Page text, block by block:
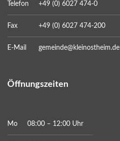
Telefon +49 (0) 6027 474-0
Fax +49 (0) 6027 474-200
E-Mail gemeinde@kleinostheim.de
Öffnungszeiten
Mo 08:00 – 12:00 Uhr